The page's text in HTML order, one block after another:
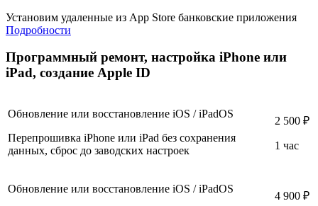
Установим удаленные из App Store банковские приложения
Подробности
Программный ремонт, настройка iPhone или
iPad, создание Apple ID
Обновление или восстановление iOS / iPadOS
Перепрошивка iPhone или iPad без сохранения
данных, сброс до заводских настроек
2 500 ₽
1 час
Обновление или восстановление iOS / iPadOS
4 900 ₽